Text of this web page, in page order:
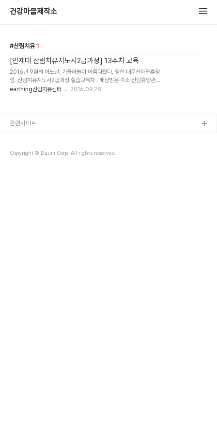
건강마을제작소
산림치유 1
[인제대 산림치유지도사2급과정] 13주차 교육
2016년 9월의 어느날. 가을하늘이 아름다웠다. 양산 대운산자연휴양
림. 산림치유지도사2급과정 실습교육차 . 배정받은 숙소 산림휴양관
테라스에서 한 컷^^ 1층은 대회의실, 소회의실, 화장실 2층은 5개 방
earthing산림치유센터 2016.09.28
Copyright © Daum Corp. All rights reserved.
관련사이트